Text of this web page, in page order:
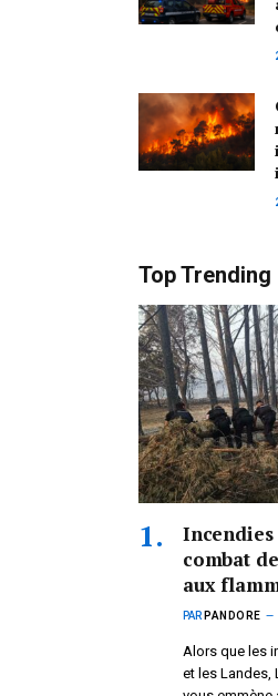
Top Trending
combat
aux
PAR PANDORE
Alors que les
et les Landes,